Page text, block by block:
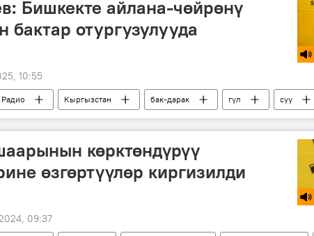
Бишкекте айлана-чөйрөнү
бактар отургузулууда
10:55
Радио Кыргызстан бак-дарак гүл суу
көрктөндүрүү
өзгөртүүлөр киргизилди
09:37